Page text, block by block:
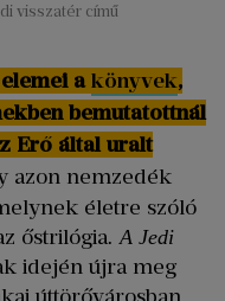
visszatér című
akönyvek,
bemutatottnál
Erő által uralt
azon nemzedék
életre szóló
őstrilógia. A Jedi
idején újra meg